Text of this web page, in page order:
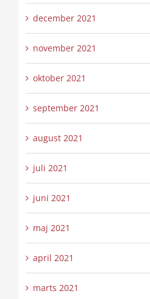
december 2021
november 2021
oktober 2021
september 2021
august 2021
juli 2021
juni 2021
maj 2021
april 2021
marts 2021